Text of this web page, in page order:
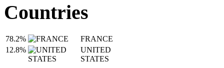
Countries
78.2%
FRANCE
12.8%
UNITED
STATES